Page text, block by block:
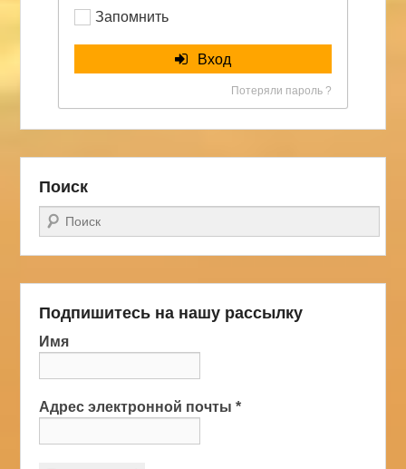
Запомнить
Вход
Потеряли пароль ?
Поиск
Поиск
Подпишитесь на нашу рассылку
Имя
Адрес электронной почты*